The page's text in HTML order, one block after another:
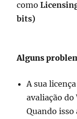
como
bits)
Alguns
A sua
avaliação
Quando isso